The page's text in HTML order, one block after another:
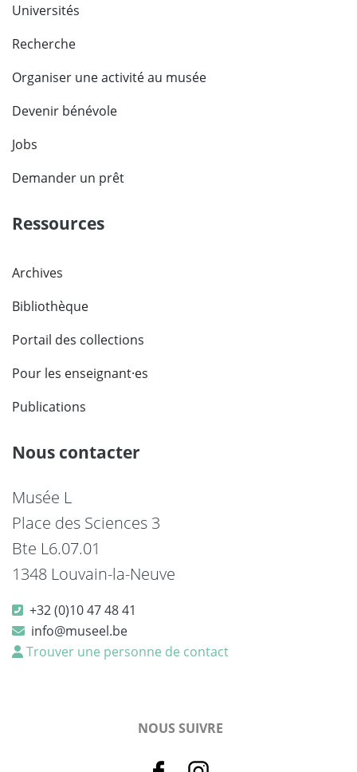
Universités
Recherche
Organiser une activité au musée
Devenir bénévole
Jobs
Demander un prêt
Ressources
Archives
Bibliothèque
Portail des collections
Pour les enseignant·es
Publications
Nous contacter
Musée L
Place des Sciences 3
Bte L6.07.01
1348 Louvain-la-Neuve
+32 (0)10 47 48 41
info@museel.be
Trouver une personne de contact
NOUS SUIVRE